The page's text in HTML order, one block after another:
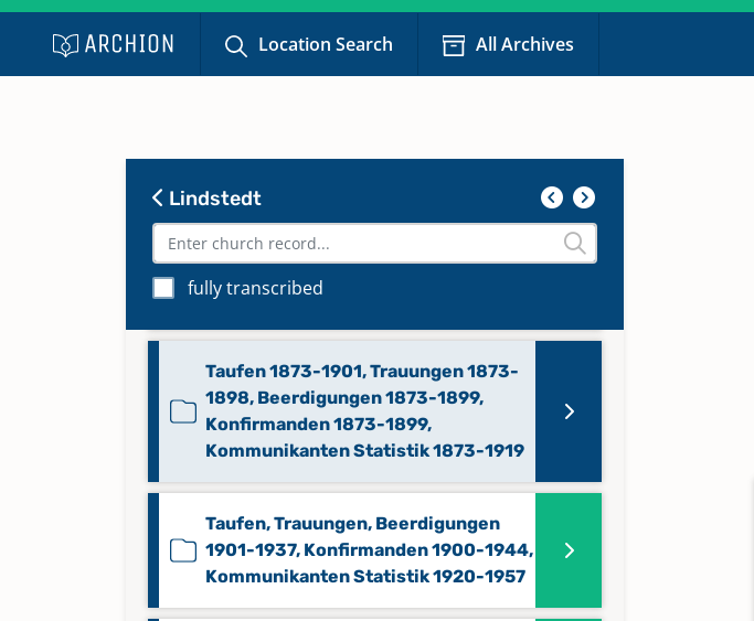
Location Search All Archives
Lindstedt
fully transcribed
Alphabetisches Verzeichnis Taufen,
Trauungen, Beerdigungen 1873-1900
Taufen 1750-1766, Trauungen 1764-
Konfirmanden 1765-1805
Taufen 1873-1901, Trauungen 1873-
1898, Beerdigungen 1873-1899,
Konfirmanden 1873-1899,
Kommunikanten Statistik 1873-1919
Taufen, Trauungen, Beerdigungen
1901-1937, Konfirmanden 1900-1944,
Kommunikanten Statistik 1920-1957